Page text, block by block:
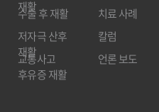
수술 후 재활
저자극 산후
교통사고
치료 사례
칼럼
언론 보도